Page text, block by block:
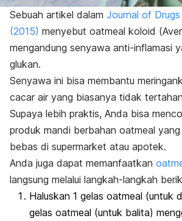
Sebuah artikel dalam Journal of
(2015) menyebut oatmeal koloid (
mengandung senyawa anti-inflamasi
glukan.
Senyawa ini bisa membantu
cacar air yang biasanya tidak
Supaya lebih praktis, Anda bisa
produk mandi berbahan oatmeal
bebas di supermarket atau apotek.
Anda juga dapat memanfaatkan
langsung melalui langkah-langkah
Haluskan 1 gelas oatmeal (untuk
gelas oatmeal (untuk balita)